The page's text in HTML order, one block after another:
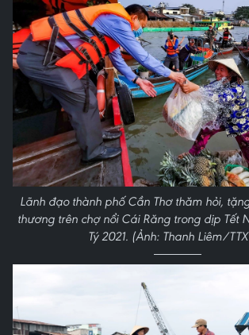
Lãnh đạo thành phố Cần Thơ thăm hỏi,
thương trên chợ nổi Cái Răng trong dịp Tết
Tý 2021. (Ảnh: Thanh Liêm/